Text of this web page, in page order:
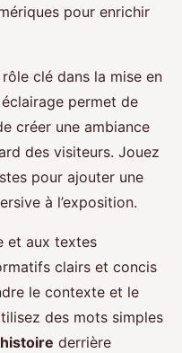
pour enrichir
clé dans la mise en
permet de
créer une ambiance
des visiteurs. Jouez
pour ajouter une
à l’exposition.
et aux textes
clairs et concis
le contexte et le
des mots simples
histoire derrière